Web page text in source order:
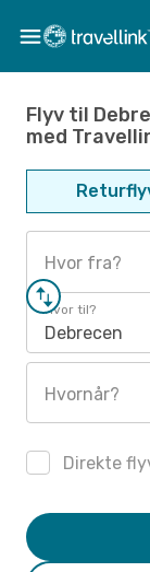
Flyv til
med
Hvor fra?
Hvor til?
Debrecen
Hvornår?
Direkte